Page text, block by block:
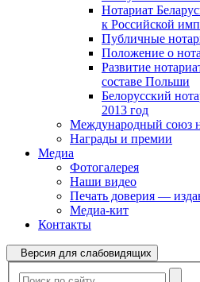
Нотариат
к Российской
Публичные
Положение о
Развитие
составе Польши
Белорусский
2013 год
Международный союз
Награды и премии
Медиа
Фотогалерея
Наши видео
Печать доверия —
Медиа-кит
Контакты
Версия для слабовидящих